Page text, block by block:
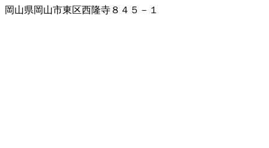
岡山県岡山市東区西隆寺８４５－１